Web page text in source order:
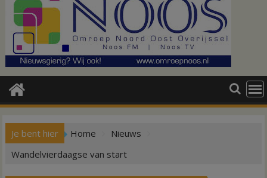
Je bent hier Home
Nieuws
Wandelvierdaagse van start